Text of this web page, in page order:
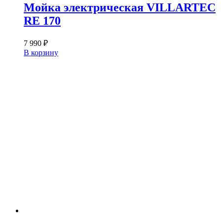
Мойка электрическая VILLARTEC
RE 170
7 990 ₽
В корзину